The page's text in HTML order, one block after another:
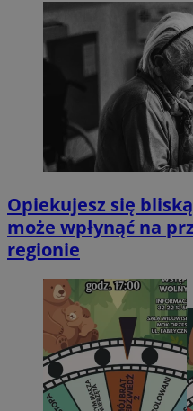
Opiekujesz się
może wpłynąć na
regionie